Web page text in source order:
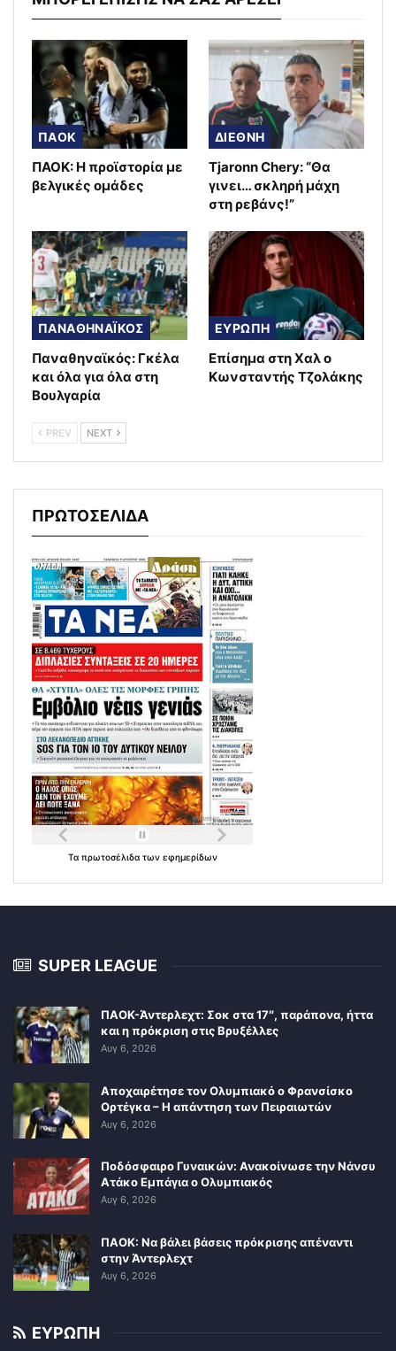
ΠΑΟΚ
ΠΑΟΚ: Η προϊστορία με
βελγικές ομάδες
ΔΙΕΘΝΗ
Tjaronn Chery: “Θα
γινει… σκληρή μάχη
στη ρεβάνς!”
ΠΑΝΑΘΗΝΑΪΚΟΣ
Παναθηναϊκός: Γκέλα
και όλα για όλα στη
Βουλγαρία
ΕΥΡΩΠΗ
Επίσημα στη Χαλ ο
Κωνσταντής Τζολάκης
PREV NEXT
ΠΡΩΤΟΣΕΛΙΔΑ
Τα πρωτοσέλιδα των εφημερίδων
SUPER LEAGUE
ΠΑΟΚ-Άντερλεχτ: Σοκ στα 17″, παράπονα, ήττα
και η πρόκριση στις Βρυξέλλες
Αυγ 6, 2026
Αποχαιρέτησε τον Ολυμπιακό ο Φρανσίσκο
Ορτέγκα – Η απάντηση των Πειραιωτών
Αυγ 6, 2026
Ποδόσφαιρο Γυναικών: Ανακοίνωσε την Νάνσυ
Ατάκο Εμπάγια ο Ολυμπιακός
Αυγ 6, 2026
ΠΑΟΚ: Να βάλει βάσεις πρόκρισης απέναντι
στην Άντερλεχτ
Αυγ 6, 2026
ΕΥΡΩΠΗ